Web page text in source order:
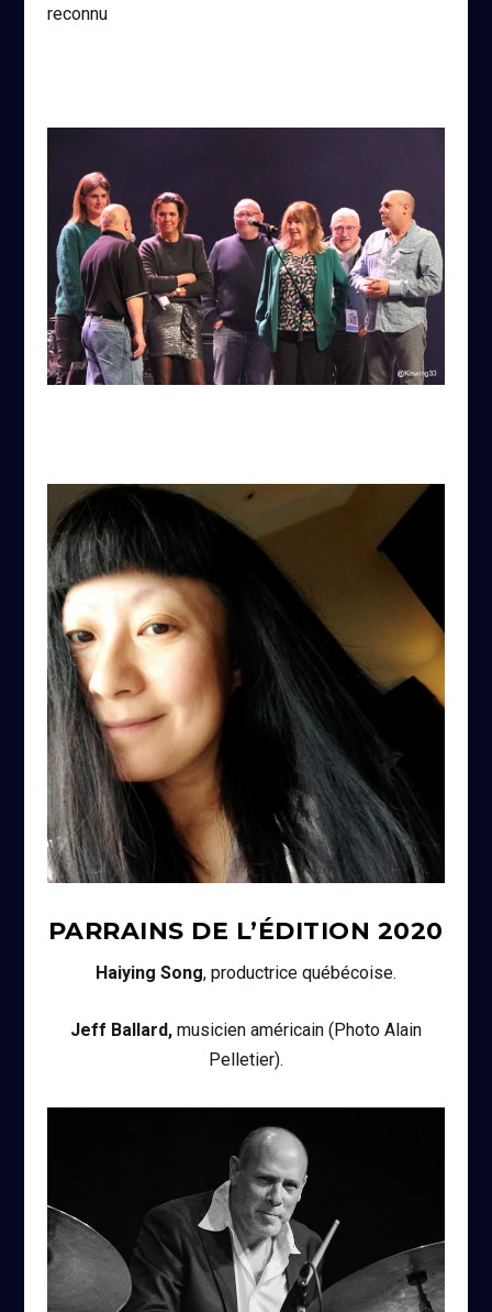
reconnu
PARRAINS DE L’ÉDITION 2020
Haiying Song, productrice québécoise.
Jeff Ballard,musicien américain (Photo Alain
Pelletier).